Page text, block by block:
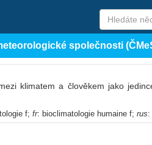
společnosti
klimatem a člověkem jako
f; fr: bioclimatologie humaine f; rus: